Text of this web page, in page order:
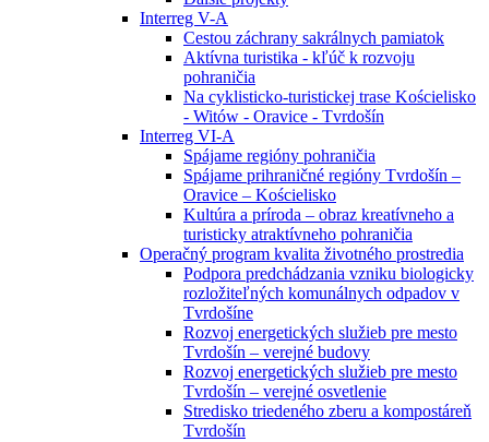
Interreg V-A
Cestou záchrany sakrálnych pamiatok
Aktívna turistika - kľúč k rozvoju
pohraničia
Na cyklisticko-turistickej trase Kościelisko
- Witów - Oravice - Tvrdošín
Interreg VI-A
Spájame regióny pohraničia
Spájame prihraničné regióny Tvrdošín –
Oravice – Kościelisko
Kultúra a príroda – obraz kreatívneho a
turisticky atraktívneho pohraničia
Operačný program kvalita životného prostredia
Podpora predchádzania vzniku biologicky
rozložiteľných komunálnych odpadov v
Tvrdošíne
Rozvoj energetických služieb pre mesto
Tvrdošín – verejné budovy
Rozvoj energetických služieb pre mesto
Tvrdošín – verejné osvetlenie
Stredisko triedeného zberu a kompostáreň
Tvrdošín